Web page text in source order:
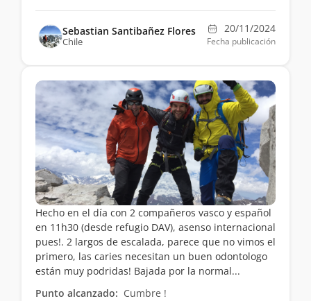
Sebastian Santibañez Flores
Chile
20/11/2024
Fecha publicación
Hecho en el día con 2 compañeros vasco y español
en 11h30 (desde refugio DAV), asenso internacional
pues!. 2 largos de escalada, parece que no vimos el
primero, las caries necesitan un buen odontologo
están muy podridas! Bajada por la normal...
Punto alcanzado: Cumbre !